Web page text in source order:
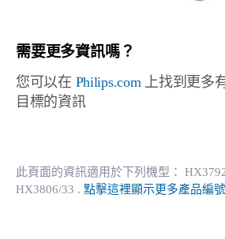
需要更多資訊嗎？
您可以在 Philips.com上找到更多
目標的資訊
此頁面的資訊適用於下列機型：
HX3806/33 . 點擊這裡顯示更多產品編號